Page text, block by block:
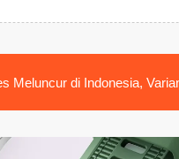
Meluncur di Indonesia,